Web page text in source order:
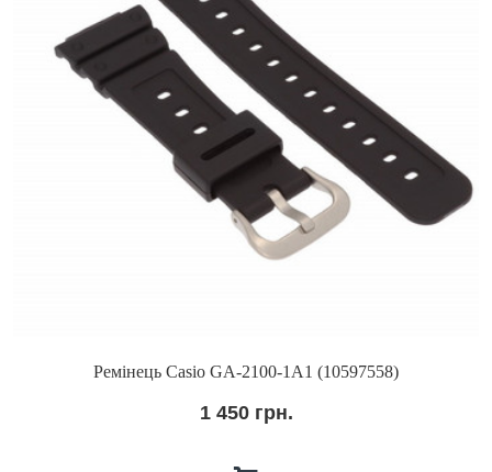
Ремінець Casio GA-2100-1A1 (10597558)
1 450 грн.